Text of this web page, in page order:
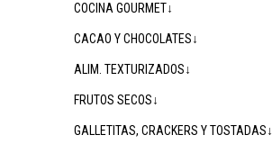
COCINA GOURMET↓
CACAO Y CHOCOLATES↓
ALIM. TEXTURIZADOS↓
FRUTOS SECOS↓
GALLETITAS, CRACKERS Y TOSTADAS↓